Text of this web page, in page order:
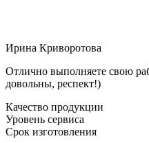
Ирина Криворотова
Отлично выполняете свою
довольны, респект!)
Качество продукции
Уровень сервиса
Срок изготовления